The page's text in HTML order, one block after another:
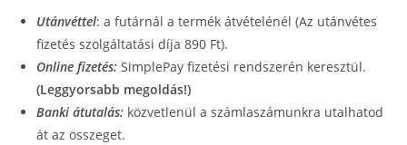
Utánvéttel: a futárnál a termék átvételénél (Az utánvétes
fizetés szolgáltatási díja 890 Ft).
Online fizetés: SimplePay fizetési rendszerén keresztül.
(Leggyorsabb megoldás!)
Banki átutalás: közvetlenül a számlaszámunkra utalhatod
át az összeget.